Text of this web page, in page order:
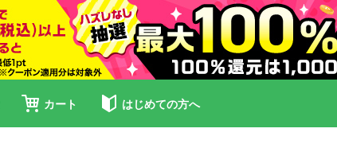
カート はじめての方へ